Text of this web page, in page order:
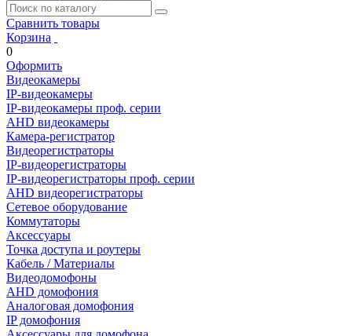
Сравнить товары
Корзина
0
Оформить
Видеокамеры
IP-видеокамеры
IP-видеокамеры проф. серии
AHD видеокамеры
Камера-регистратор
Видеорегистраторы
IP-видеорегистраторы
IP-видеорегистраторы проф. серии
AHD видеорегистраторы
Сетевое оборудование
Коммутаторы
Аксессуары
Точка доступа и роутеры
Кабель / Материалы
Видеодомофоны
AHD домофония
Аналоговая домофония
IP домофония